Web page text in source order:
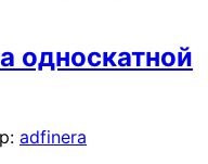
односкатной
adfinera